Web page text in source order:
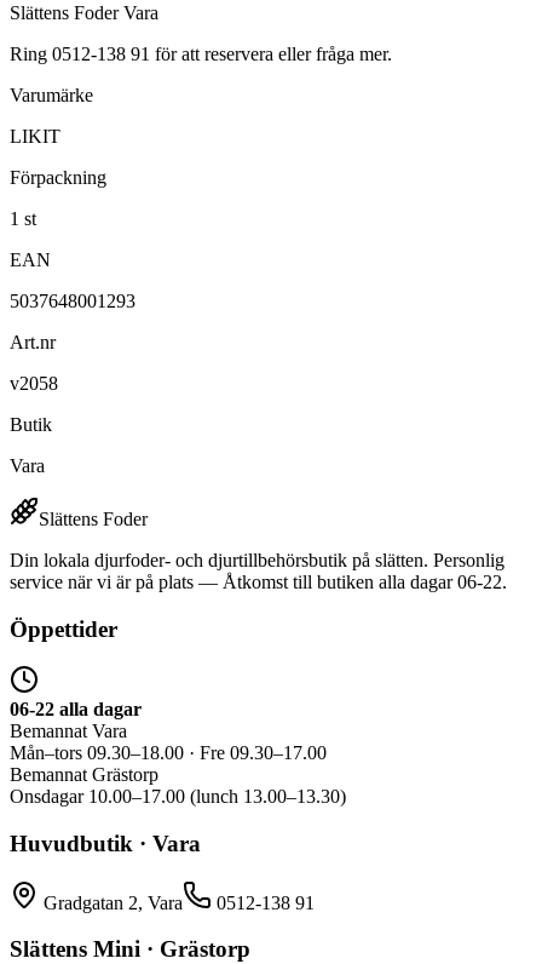
Slättens Foder Vara
Ring 0512-138 91 för att reservera eller fråga mer.
Varumärke
LIKIT
Förpackning
1 st
EAN
5037648001293
Art.nr
v2058
Butik
Vara
Slättens Foder
Din lokala djurfoder- och djurtillbehörsbutik på slätten. Personlig
service när vi är på plats — Åtkomst till butiken alla dagar 06-22.
Öppettider
06-22 alla dagar
Bemannat Vara
Mån–tors 09.30–18.00 · Fre 09.30–17.00
Bemannat Grästorp
Onsdagar 10.00–17.00 (lunch 13.00–13.30)
Huvudbutik · Vara
Gradgatan 2, Vara 0512-138 91
Slättens Mini · Grästorp